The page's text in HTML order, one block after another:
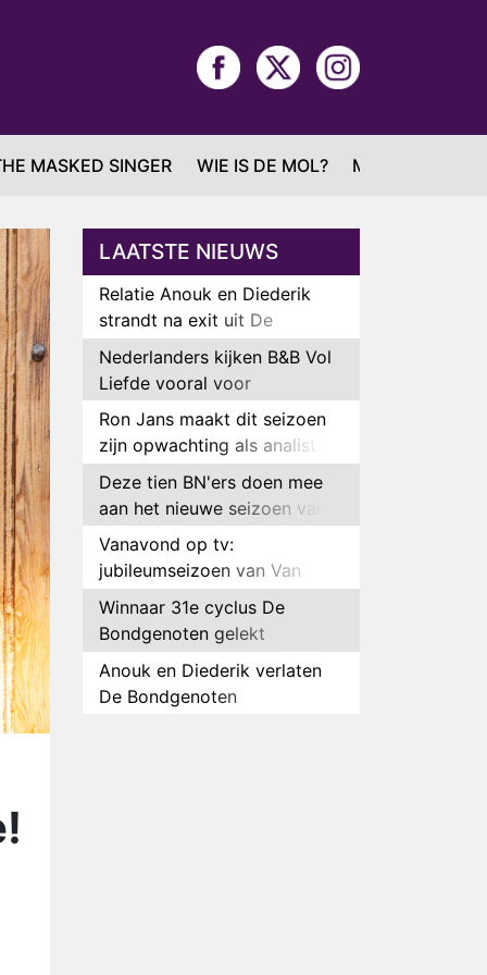
MASKED SINGER WIE IS DE MOL? MAFS
LAATSTE NIEUWS
Relatie Anouk en Diederik
strandt na exit uit De
Bondgenoten
Nederlanders kijken B&B Vol
Liefde vooral voor
ongemakkelijke momenten
Ron Jans maakt dit seizoen
zijn opwachting als analist
Deze tien BN'ers doen mee
aan het nieuwe seizoen van
Bestemming X
Vanavond op tv:
jubileumseizoen van Van
Onschatbare Waarde gaat
van start
Winnaar 31e cyclus De
Bondgenoten gelekt
Anouk en Diederik verlaten
De Bondgenoten